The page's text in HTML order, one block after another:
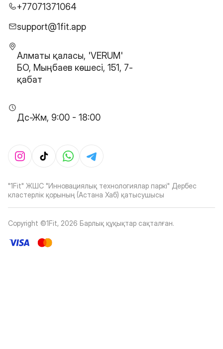
+77071371064
support@1fit.app
Алматы қаласы, 'VERUM'
БО, Мыңбаев көшесі, 151, 7-
қабат
Дс-Жм, 9:00 - 18:00
"1Fit" ЖШС "Инновациялық технологиялар паркі" Дербес
кластерлік қорының (Астана Хаб) қатысушысы
Copyright ©1Fit, 2026 Барлық құқықтар сақталған.